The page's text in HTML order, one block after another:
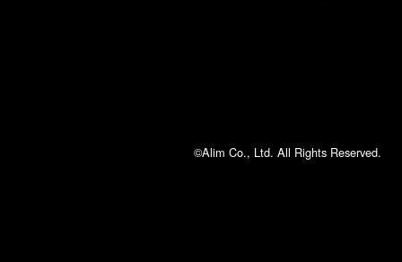
©Alim Co., Ltd. All Rights Reserved.